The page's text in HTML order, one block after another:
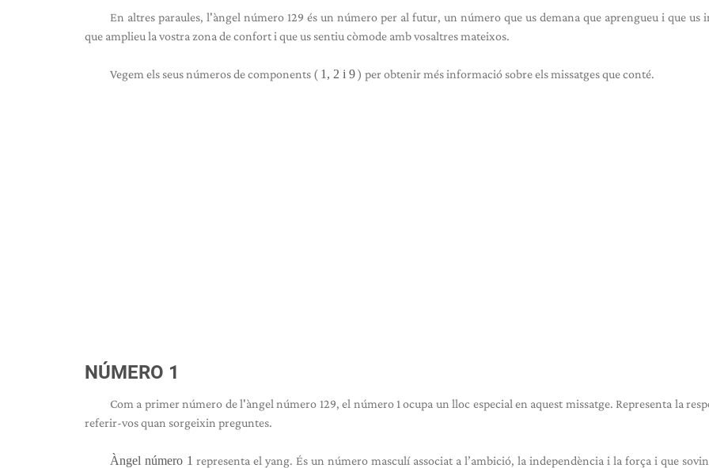
En altres paraules, l'àngel número 129 és un número per al futur, un número que us demana que aprengueu i que us
que amplieu la vostra zona de confort i que us sentiu còmode amb vosaltres mateixos.
Vegem els seus números de components ( 1, 2 i 9) per obtenir més informació sobre els missatges que conté.
NÚMERO 1
Com a primer número de l'àngel número 129, el número 1 ocupa un lloc especial en aquest missatge. Representa la
referir-vos quan sorgeixin preguntes.
Àngel número 1 representa el yang. És un número masculí associat a l’ambició, la independència i la força i que